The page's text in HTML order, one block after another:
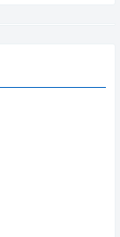
lượng vẫn còn
trùng.
DPD
đo màu DPD
và
ứng hóa học
clo. Cường độ
đo bằng